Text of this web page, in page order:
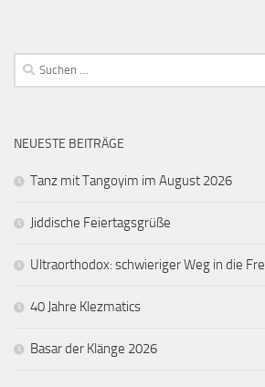
Suchen
nach:
NEUESTE BEITRÄGE
Tanz mit Tangoyim im August 2026
Jiddische Feiertagsgrüße
Ultraorthodox: schwieriger Weg in die
40 Jahre Klezmatics
Basar der Klänge 2026